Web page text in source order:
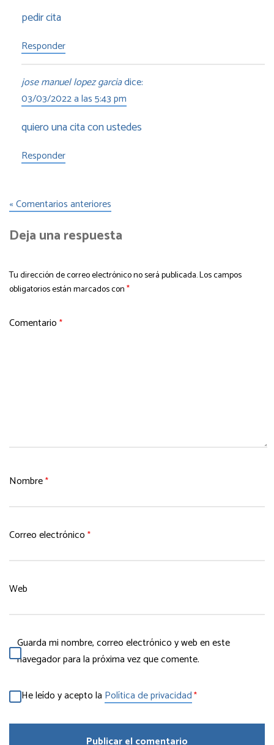
pedir cita
Responder
jose manuel lopez garciadice:
03/03/2022 a las 5:43 pm
quiero una cita con ustedes
Responder
« Comentarios anteriores
Deja una respuesta
Tu dirección de correo electrónico no será publicada.Los campos
obligatorios están marcados con*
Comentario *
Nombre*
Correo electrónico *
Web
Guarda mi nombre, correo electrónico y web en este
navegador para la próxima vez que comente.
He leído y acepto la Política de privacidad*